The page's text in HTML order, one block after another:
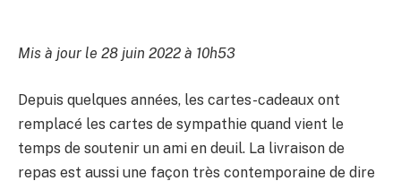
Mis à jour le 28 juin 2022 à 10h53
Depuis quelques années, les cartes-cadeaux ont
remplacé les cartes de sympathie quand vient le
temps de soutenir un ami en deuil. La livraison de
repas est aussi une façon très contemporaine de dire